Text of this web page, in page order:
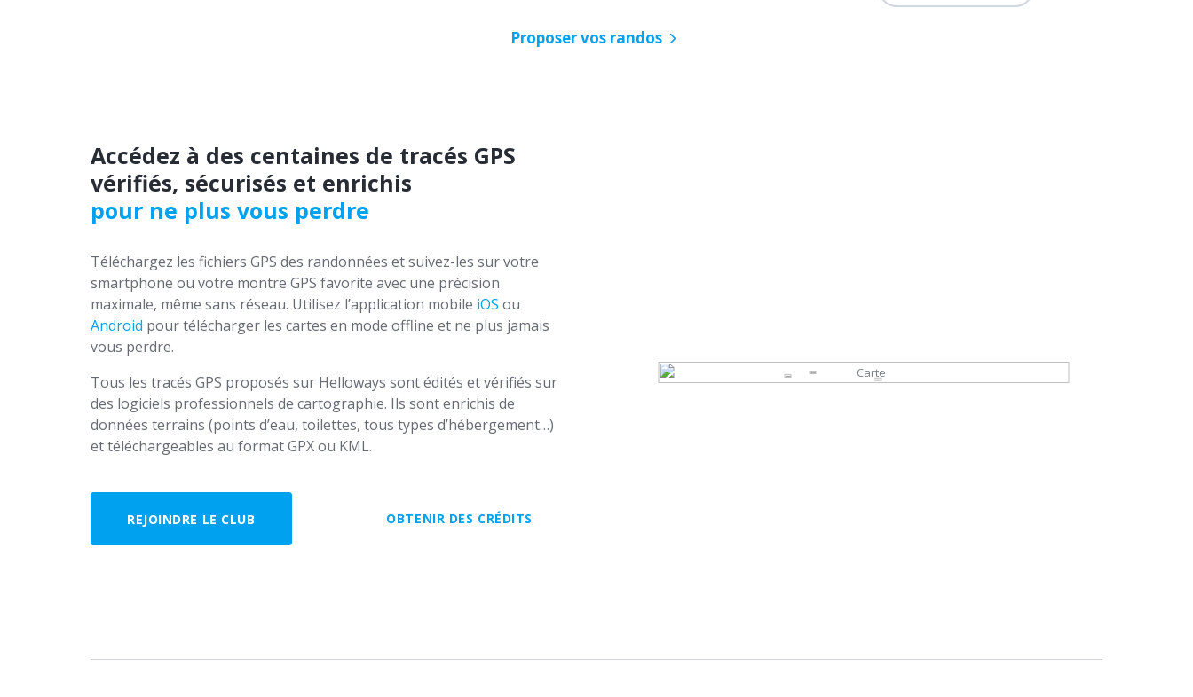
Proposer vos randos
Accédez à des centaines de tracés GPS
vérifiés, sécurisés et enrichis
pour ne plus vous perdre
Téléchargez les fichiers GPS des randonnées et suivez-les sur votre
smartphone ou votre montre GPS favorite avec une précision
maximale, même sans réseau. Utilisez l’application mobile iOS ou
Android pour télécharger les cartes en mode offline et ne plus jamais
vous perdre.
Tous les tracés GPS proposés sur Helloways sont édités et vérifiés sur
des logiciels professionnels de cartographie. Ils sont enrichis de
données terrains (points d’eau, toilettes, tous types d’hébergement…)
et téléchargeables au format GPX ou KML.
REJOINDRE LE CLUB OBTENIR DES CRÉDITS